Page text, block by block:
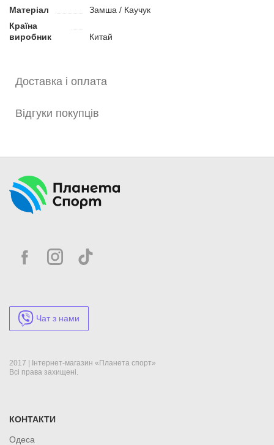
Матеріал
Замша / Каучук
Країна
виробник
Китай
Доставка і оплата
Відгуки покупців
Чат з нами
2017 | Інтернет-магазин «Планета спорт»
Всі права захищені.
КОНТАКТИ
Одеса